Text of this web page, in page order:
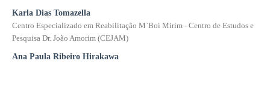
Karla Dias Tomazella
Centro Especializado em Reabilitação M`Boi Mirim - Centro de Estudos e
Pesquisa Dr. João Amorim (CEJAM)
Ana Paula Ribeiro Hirakawa